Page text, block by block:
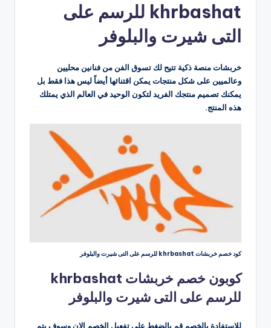
khrbashat للرسم على
التى شيرت والبلوفر
خربشات منصة ذكية تتيح لك تسوق الفن من فنانين محليين
وعالميين على شكل منتجات يمكن اقتنائها أيضاً ليس هذا فقط بل
يمكنك تصميم منتجك الفريد لتكون الوحيد في العالم الذي يمتلك
هذه المنتج.
كود خصم خربشات khrbashat للرسم على التى شيرت والبلوفر
كوبون خصم خربشات khrbashat
للرسم على التى شيرت والبلوفر
للاستفادة بالخصم قم بالضغط على تفعيل الخصم الان وسوف يتم